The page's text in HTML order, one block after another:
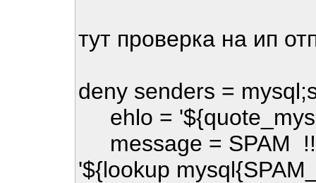
тут проверка на ип
deny senders =
ehlo =
message = SPAM
'${lookup